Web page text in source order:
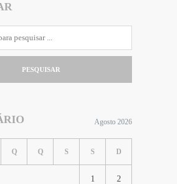
PESQUISAR
Agosto 2026
Q Q S S D
1 2